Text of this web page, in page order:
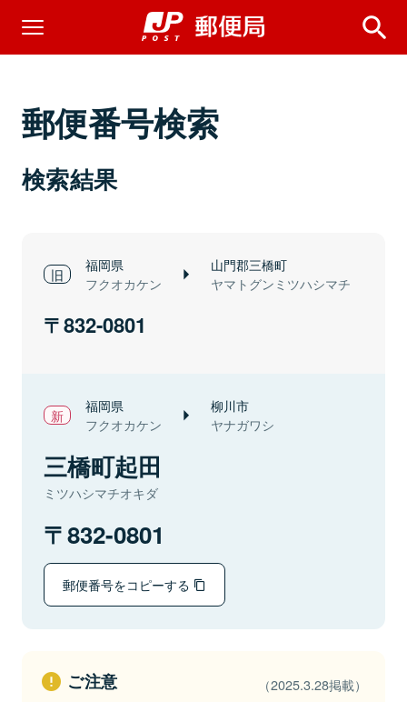
郵便番号検索
検索結果
福岡県
フクオカケン
山門郡三橋町
ヤマトグンミツハシマチ
832-0801
福岡県
フクオカケン
柳川市
ヤナガワシ
三橋町起田
ミツハシマチオキダ
832-0801
郵便番号をコピーする
ご注意 （2025.3.28掲載）